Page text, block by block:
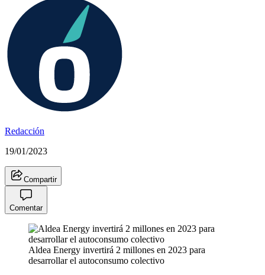
Redacción
19/01/2023
Compartir
Comentar
Aldea Energy invertirá 2 millones en 2023 para
desarrollar el autoconsumo colectivo